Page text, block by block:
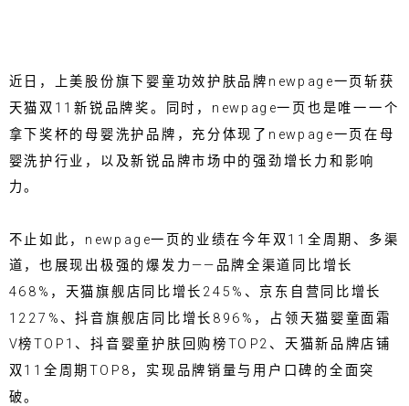
近日，上美股份旗下婴童功效护肤品牌newpage一页斩获
天猫双11新锐品牌奖。同时，newpage一页也是唯一一个
拿下奖杯的母婴洗护品牌，充分体现了newpage一页在母
婴洗护行业，以及新锐品牌市场中的强劲增长力和影响
力。
不止如此，newpage一页的业绩在今年双11全周期、多渠
道，也展现出极强的爆发力——品牌全渠道同比增长
468%，天猫旗舰店同比增长245%、京东自营同比增长
1227%、抖音旗舰店同比增长896%，占领天猫婴童面霜
V榜TOP1、抖音婴童护肤回购榜TOP2、天猫新品牌店铺
双11全周期TOP8，实现品牌销量与用户口碑的全面突
破。